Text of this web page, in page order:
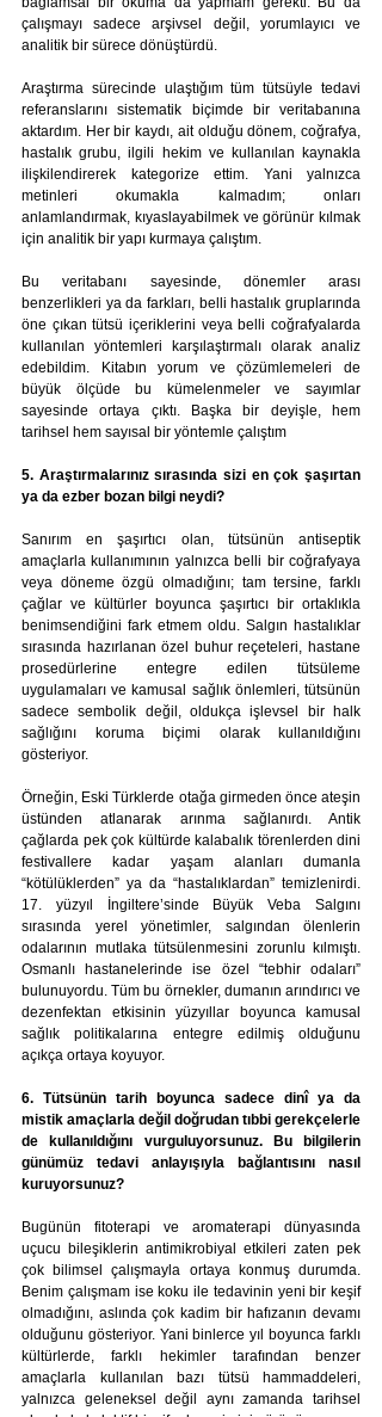
çalışmayı sadece arşivsel değil, yorumlayıcı ve
analitik bir sürece dönüştürdü.
Araştırma sürecinde ulaştığım tüm tütsüyle tedavi
referanslarını sistematik biçimde bir veritabanına
aktardım. Her bir kaydı, ait olduğu dönem, coğrafya,
hastalık grubu, ilgili hekim ve kullanılan kaynakla
ilişkilendirerek kategorize ettim. Yani yalnızca
metinleri okumakla kalmadım; onları
anlamlandırmak, kıyaslayabilmek ve görünür kılmak
için analitik bir yapı kurmaya çalıştım.
Bu veritabanı sayesinde, dönemler arası
benzerlikleri ya da farkları, belli hastalık gruplarında
öne çıkan tütsü içeriklerini veya belli coğrafyalarda
kullanılan yöntemleri karşılaştırmalı olarak analiz
edebildim. Kitabın yorum ve çözümlemeleri de
büyük ölçüde bu kümelenmeler ve sayımlar
sayesinde ortaya çıktı. Başka bir deyişle, hem
tarihsel hem sayısal bir yöntemle çalıştım
5. Araştırmalarınız sırasında sizi en çok şaşırtan
ya da ezber bozan bilgi neydi?
Sanırım en şaşırtıcı olan, tütsünün antiseptik
amaçlarla kullanımının yalnızca belli bir coğrafyaya
veya döneme özgü olmadığını; tam tersine, farklı
çağlar ve kültürler boyunca şaşırtıcı bir ortaklıkla
benimsendiğini fark etmem oldu. Salgın hastalıklar
sırasında hazırlanan özel buhur reçeteleri, hastane
prosedürlerine entegre edilen tütsüleme
uygulamaları ve kamusal sağlık önlemleri, tütsünün
sadece sembolik değil, oldukça işlevsel bir halk
sağlığını koruma biçimi olarak kullanıldığını
gösteriyor.
Örneğin, Eski Türklerde otağa girmeden önce ateşin
üstünden atlanarak arınma sağlanırdı. Antik
çağlarda pek çok kültürde kalabalık törenlerden dini
festivallere kadar yaşam alanları dumanla
“kötülüklerden” ya da “hastalıklardan” temizlenirdi.
17. yüzyıl İngiltere’sinde Büyük Veba Salgını
sırasında yerel yönetimler, salgından ölenlerin
odalarının mutlaka tütsülenmesini zorunlu kılmıştı.
Osmanlı hastanelerinde ise özel “tebhir odaları”
bulunuyordu. Tüm bu örnekler, dumanın arındırıcı ve
dezenfektan etkisinin yüzyıllar boyunca kamusal
sağlık politikalarına entegre edilmiş olduğunu
açıkça ortaya koyuyor.
6. Tütsünün tarih boyunca sadece dinî ya da
mistik amaçlarla değil doğrudan tıbbi gerekçelerle
de kullanıldığını vurguluyorsunuz. Bu bilgilerin
günümüz tedavi anlayışıyla bağlantısını nasıl
kuruyorsunuz?
Bugünün fitoterapi ve aromaterapi dünyasında
uçucu bileşiklerin antimikrobiyal etkileri zaten pek
çok bilimsel çalışmayla ortaya konmuş durumda.
Benim çalışmam ise koku ile tedavinin yeni bir keşif
olmadığını, aslında çok kadim bir hafızanın devamı
olduğunu gösteriyor. Yani binlerce yıl boyunca farklı
kültürlerde, farklı hekimler tarafından benzer
amaçlarla kullanılan bazı tütsü hammaddeleri,
yalnızca geleneksel değil aynı zamanda tarihsel